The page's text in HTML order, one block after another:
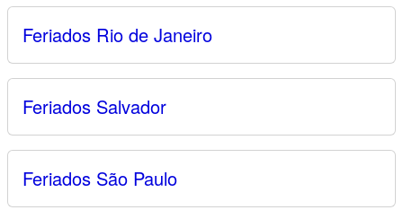
Feriados Rio de Janeiro
Feriados Salvador
Feriados São Paulo